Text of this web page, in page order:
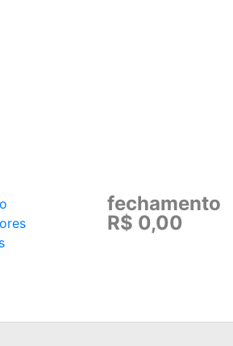
fechamento
R$ 0,00